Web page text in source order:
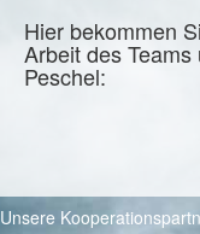
Hier bekommen
Arbeit des
Peschel:
Unsere